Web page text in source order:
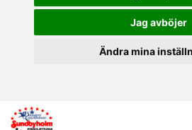
Jag avböjer
Ändra mina